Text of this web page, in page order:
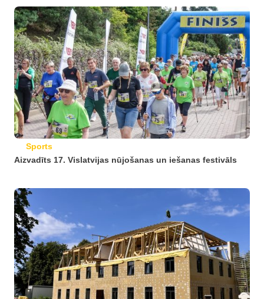
Sports
Aizvadīts 17. Vislatvijas nūjošanas un iešanas festivāls